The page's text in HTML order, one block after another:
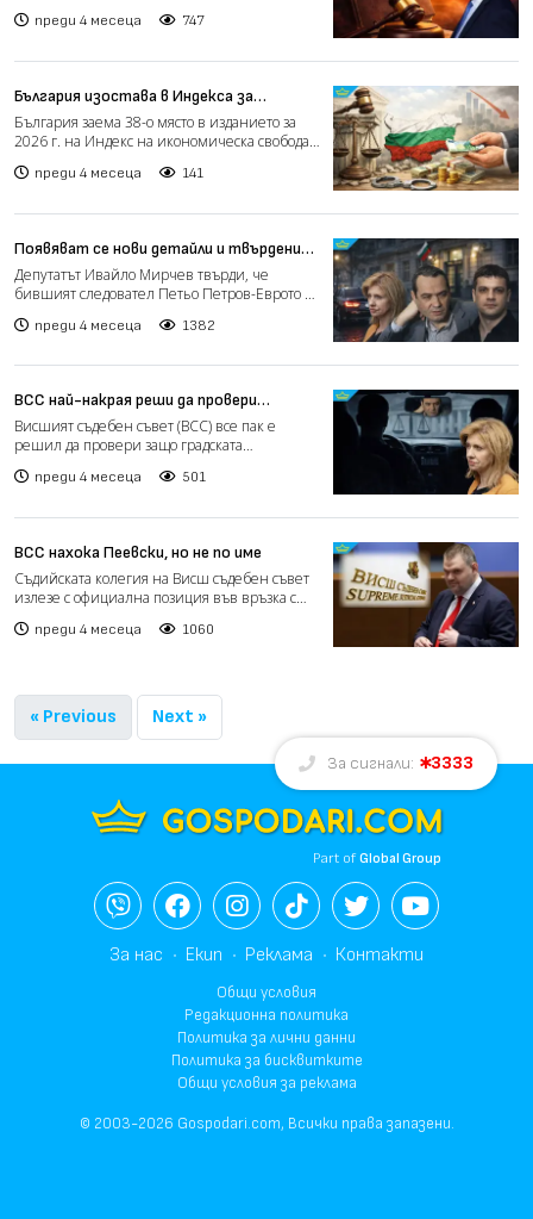
преди 4 месеца 747
България изостава в Индекса за
икономическа свобода заради корупция
и слаб съд
България заема 38-о място в изданието за
2026 г. на Индекс на икономическа свобода,
преди 4 месеца 141
Появяват се нови детайли и твърдения
за връзки между Еврото, Русинова и
Таки
Депутатът Ивайло Мирчев твърди, че
бившият следовател Петьо Петров-Еврото и
преди 4 месеца 1382
ВСС най-накрая реши да провери
пътуванията на Русинова с Петьо
Еврото
Висшият съдебен съвет (ВСС) все пак е
решил да провери защо градската
преди 4 месеца 501
ВСС нахока Пеевски, но не по име
Съдийската колегия на Висш съдебен съвет
излезе с официална позиция във връзка с
преди 4 месеца 1060
« Previous Next »
За сигнали: 3333
Part ofGlobal Group
За нас Екип Реклама Контакти
Общи условия
Редакционна политика
Политика за лични данни
Политика за бисквитките
Общи условия за реклама
© 2003-2026 Gospodari.com, Всички права запазени.